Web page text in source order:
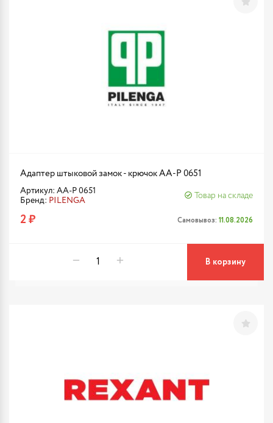
Адаптер штыковой замок - крючок AA-P 0651
Артикул: AA-P 0651
Бренд: PILENGA
Товар на складе
2 ₽ Самовывоз: 11.08.2026
В корзину